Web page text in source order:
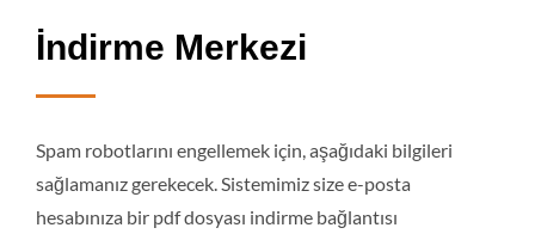
İndirme Merkezi
Spam robotlarını engellemek için, aşağıdaki bilgileri
sağlamanız gerekecek. Sistemimiz size e-posta
hesabınıza bir pdf dosyası indirme bağlantısı